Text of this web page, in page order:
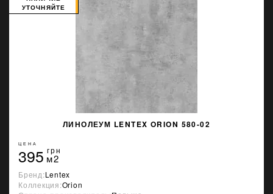
ЛИНОЛЕУМ LENTEX ORION 580-02
УТОЧНЯЙТЕ
ЦЕНА
395 грн
м2
Бренд:Lentex
Коллекция:Orion